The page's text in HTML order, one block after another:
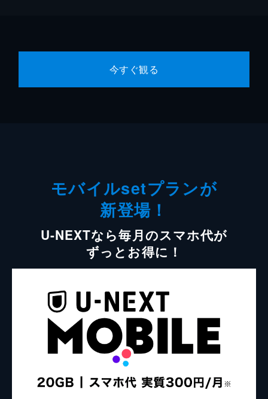
今すぐ観る
モバイルsetプランが
新登場！
U-NEXTなら毎月のスマホ代が
ずっとお得に！